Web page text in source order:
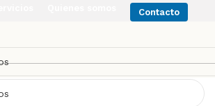
Contacto